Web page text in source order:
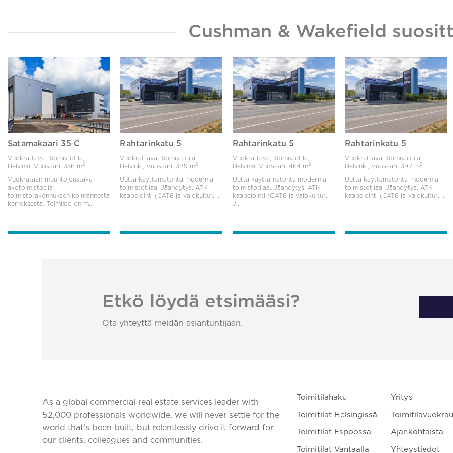
Cushman & Wakefield
Satamakaari 35 C
Vuokrattava, Toimistotila,
Helsinki, Vuosaari, 356 m2
Vuokrataan muuntojoustava
avotoimistotila
toimistorakennuksen kolmannesta
kerroksesta. Toimisto on m...
Rahtarinkatu 5
Vuokrattava, Toimistotila,
Helsinki, Vuosaari, 389 m2
Uutta käyttämätöntä modernia
toimistotilaa. Jäähdytys, ATK-
kaapelointi (CAT6 ja valokuitu). ...
Rahtarinkatu 5
Vuokrattava, Toimistotila,
Helsinki, Vuosaari, 464 m2
Uutta käyttämätöntä modernia
toimistotilaa. Jäähdytys, ATK-
kaapelointi (CAT6 ja valokuitu).
J...
Rahtarinkatu 5
Vuokrattava, Toimistotila,
Helsinki, Vuosaari, 397 m2
Uutta käyttämätöntä modernia
toimistotilaa. Jäähdytys, ATK-
kaapelointi (CAT6 ja valokuitu). ...
Etkö löydä etsimääsi?
Ota yhteyttä meidän asiantuntijaan.
As a global commercial real estate services leader with
52,000 professionals worldwide, we will never settle for the
world that’s been built, but relentlessly drive it forward for
our clients, colleagues and communities.
Toimitilahaku
Toimitilat Helsingissä
Toimitilat Espoossa
Toimitilat Vantaalla
Yritys
Ajankohtaista
Yhteystiedot